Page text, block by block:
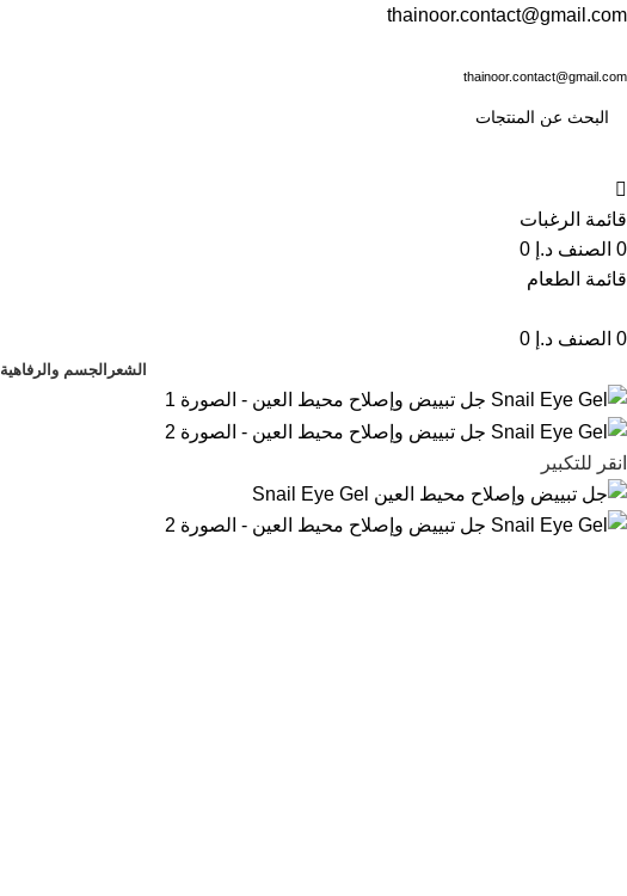
thainoor.contact@gmail.com
thainoor.contact@gmail.com
قائمة الرغبات
0 الصنف د.إ
قائمة الطعام
0 الصنف د.إ
الشعر الجسم والرفاهية
انقر للتكبير